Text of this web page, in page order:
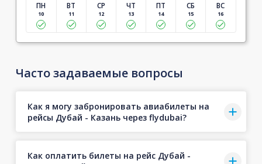
ПН
10
ВТ
11
СР
12
ЧТ
13
ПТ
14
СБ
15
ВС
16
Часто задаваемые вопросы
Как я могу забронировать авиабилеты на
рейсы Дубай - Казань через flydubai?
Как оплатить билеты на рейс Дубай -